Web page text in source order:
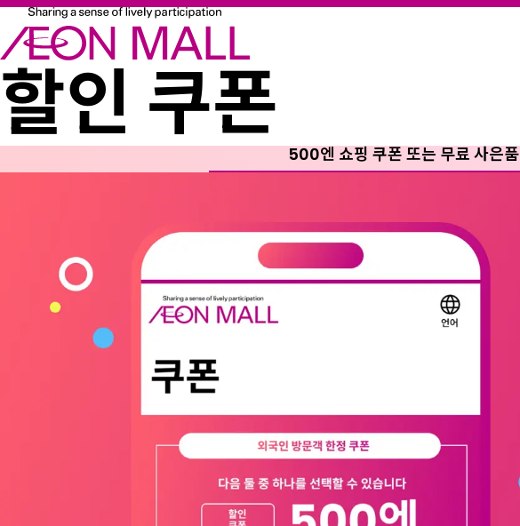
할인 쿠폰
500엔 쇼핑 쿠폰 또는 무료 사은품